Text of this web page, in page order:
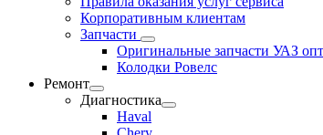
Корпоративным клиентам
Запчасти
Оригинальные запчасти УАЗ
Колодки Ровелс
Ремонт
Диагностика
Haval